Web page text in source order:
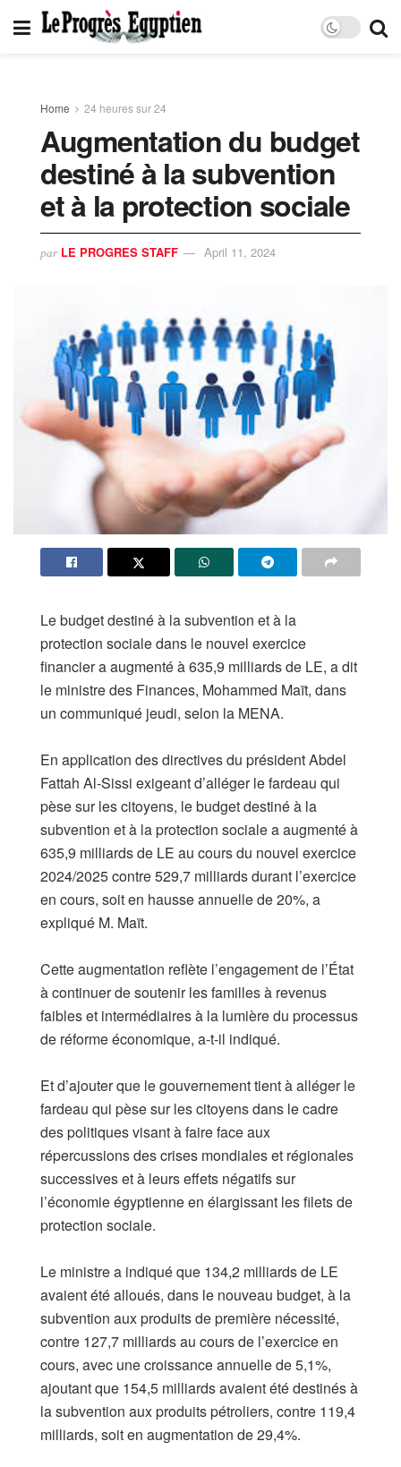
Home 24 heures sur 24
Augmentation du budget
destiné à la subvention
et à la protection sociale
par LE PROGRES STAFF April 11, 2024
Le budget destiné à la subvention et à la
protection sociale dans le nouvel exercice
financier a augmenté à 635,9 milliards de LE, a dit
le ministre des Finances, Mohammed Maït, dans
un communiqué jeudi, selon la MENA.
En application des directives du président Abdel
Fattah Al-Sissi exigeant d’alléger le fardeau qui
pèse sur les citoyens, le budget destiné à la
subvention et à la protection sociale a augmenté à
635,9 milliards de LE au cours du nouvel exercice
2024/2025 contre 529,7 milliards durant l’exercice
en cours, soit en hausse annuelle de 20%, a
expliqué M. Maït.
Cette augmentation reflète l’engagement de l’État
à continuer de soutenir les familles à revenus
faibles et intermédiaires à la lumière du processus
de réforme économique, a-t-il indiqué.
Et d’ajouter que le gouvernement tient à alléger le
fardeau qui pèse sur les citoyens dans le cadre
des politiques visant à faire face aux
répercussions des crises mondiales et régionales
successives et à leurs effets négatifs sur
l’économie égyptienne en élargissant les filets de
protection sociale.
Le ministre a indiqué que 134,2 milliards de LE
avaient été alloués, dans le nouveau budget, à la
subvention aux produits de première nécessité,
contre 127,7 milliards au cours de l’exercice en
cours, avec une croissance annuelle de 5,1%,
ajoutant que 154,5 milliards avaient été destinés à
la subvention aux produits pétroliers, contre 119,4
milliards, soit en augmentation de 29,4%.